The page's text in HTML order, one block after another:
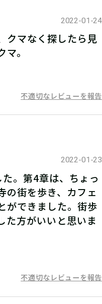
2022-01-24
クマなく探したら見
。
不適切なレビューを報告
2022-01-23
。第4章は、ちょっ
の街を歩き、カフェ
ができました。街歩
た方がいいと思いま
不適切なレビューを報告